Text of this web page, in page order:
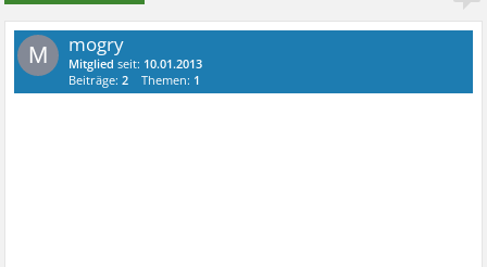
M mogry
Mitglied seit: 10.01.2013
Beiträge:2 Themen: 1